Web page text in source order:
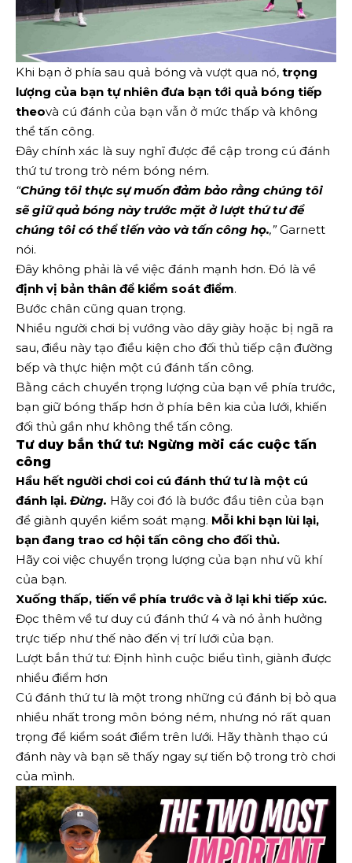
Khi bạn ở phía sau quả bóng và vượt qua nó, trọng
lượng của bạn tự nhiên đưa bạn tới quả bóng tiếp
theovà cú đánh của bạn vẫn ở mức thấp và không
thể tấn công.
Đây chính xác là suy nghĩ được đề cập trong cú đánh
thứ tư trong trò ném bóng ném.
“Chúng tôi thực sự muốn đảm bảo rằng chúng tôi
sẽ giữ quả bóng này trước mặt ở lượt thứ tư để
chúng tôi có thể tiến vào và tấn công họ.,”Garnett
nói.
Đây không phải là về việc đánh mạnh hơn. Đó là về
định vị bản thân để kiểm soát điểm.
Bước chân cũng quan trọng.
Nhiều người chơi bị vướng vào dây giày hoặc bị ngã ra
sau, điều này tạo điều kiện cho đối thủ tiếp cận đường
bếp và thực hiện một cú đánh tấn công.
Bằng cách chuyển trọng lượng của bạn về phía trước,
bạn giữ bóng thấp hơn ở phía bên kia của lưới, khiến
đối thủ gần như không thể tấn công.
Tư duy bắn thứ tư: Ngừng mời các cuộc tấn
công
Hầu hết người chơi coi cú đánh thứ tư là một cú
đánh lại. Đừng. Hãy coi đó là bước đầu tiên của bạn
để giành quyền kiểm soát mạng. Mỗi khi bạn lùi lại,
bạn đang trao cơ hội tấn công cho đối thủ.
Hãy coi việc chuyển trọng lượng của bạn như vũ khí
của bạn.
Xuống thấp, tiến về phía trước và ở lại khi tiếp xúc.
Đọc thêm về tư duy cú đánh thứ 4 và nó ảnh hưởng
trực tiếp như thế nào đến vị trí lưới của bạn.
Lượt bắn thứ tư: Định hình cuộc biểu tình, giành được
nhiều điểm hơn
Cú đánh thứ tư là một trong những cú đánh bị bỏ qua
nhiều nhất trong môn bóng ném, nhưng nó rất quan
trọng để kiểm soát điểm trên lưới. Hãy thành thạo cú
đánh này và bạn sẽ thấy ngay sự tiến bộ trong trò chơi
của mình.